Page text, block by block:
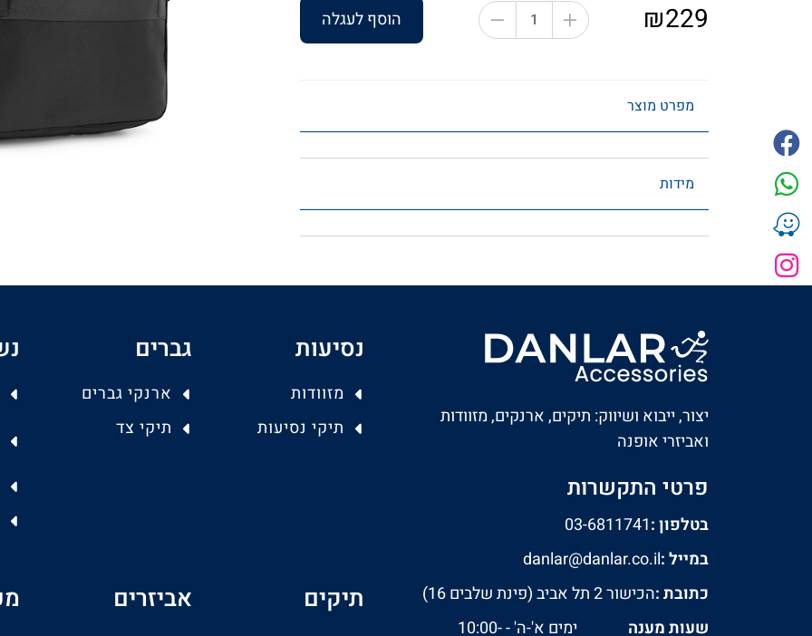
₪229 הוסף לעגלה
מפרט מוצר
מידות
יצור, ייבוא ושיווק: תיקים, ארנקים, מזוודות
ואביזרי אופנה
פרטי התקשרות
בטלפון :03-6811741
במייל :danlar@danlar.co.il
כתובת :הכישור 2 תל אביב (פינת שלבים 16)
שעות מענה
ימים א'-ה' - 10:00-
נסיעות
מזוודות
תיקי נסיעות
גברים
ארנקי גברים
תיקי צד
תיקים אביזרים